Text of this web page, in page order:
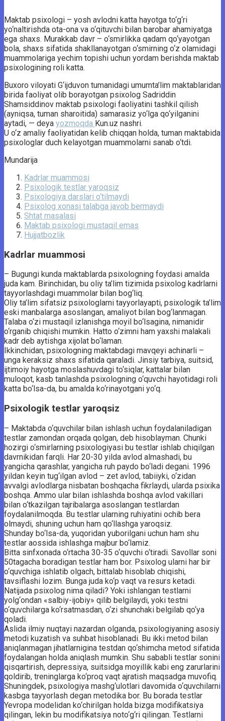
Maktab psixologi – yosh avlodni katta hayotga to‘g‘ri
yo‘naltirishda ota-ona va o‘qituvchi bilan barobar ahamiyatga
ega shaxs. Murakkab davr – o‘smirlikka qadam qo‘yayotgan
bola, shaxs sifatida shakllanayotgan o‘smirning o‘z olamidagi
muammolariga yechim topishi uchun yordam berishda maktab
psixologining roli katta.
Buxoro viloyati G‘ijduvon tumanidagi umumta’lim maktablaridan
birida faoliyat olib borayotgan psixolog Sadriddin
Shamsiddinov maktab psixologi faoliyatini tashkil qilish
(ayniqsa, tuman sharoitida) samarasiz yo‘lga qo‘yilganini
aytadi, — deya yozmoqda Kun.uz nashri.
U o‘z amaliy faoliyatidan kelib chiqqan holda, tuman maktabida
psixologlar duch kelayotgan muammolarni sanab o‘tdi.
Mundarija
Kadrlar muammosi
Psixologik testlar yaroqsiz
Psixologiya darslari o‘tilmaydi
Psixolog xonasi talabga javob bermaydi
Shtat masalasi
Maktab psixologi mustaqil emas
Hujjatbozlik
Kadrlar muammosi
– Bugungi kunda maktablarda psixologning foydasi amalda
juda kam. Birinchidan, bu oliy ta’lim tizimida psixolog kadrlarni
tayyorlashdagi muammolar bilan bog‘liq.
Oliy ta’lim sifatsiz psixologlarni tayyorlayapti, psixologik ta’lim
eski manbalarga asoslangan, amaliyot bilan bog‘lanmagan.
Talaba o‘zi mustaqil izlanishga moyil bo‘lsagina, nimanidir
o‘rganib chiqishi mumkin. Hatto o‘zimni ham yaxshi malakali
kadr deb aytishga xijolat bo‘laman.
Ikkinchidan, psixologning maktabdagi mavqeyi achinarli –
unga keraksiz shaxs sifatida qaraladi. Jinsiy tarbiya, suitsid,
ijtimoiy hayotga moslashuvdagi to‘siqlar, kattalar bilan
muloqot, kasb tanlashda psixologning o‘quvchi hayotidagi roli
katta bo‘lsa-da, bu amalda ko‘rinayotgani yo‘q.
Psixologik testlar yaroqsiz
– Maktabda o‘quvchilar bilan ishlash uchun foydalaniladigan
testlar zamondan orqada qolgan, deb hisoblayman. Chunki
hozirgi o‘smirlarning psixologiyasi bu testlar ishlab chiqilgan
davrnikidan farqli. Har 20-30 yilda avlod almashadi, bu
yangicha qarashlar, yangicha ruh paydo bo‘ladi degani. 1996
yildan keyin tug‘ilgan avlod – zet avlod, tabiiyki, o‘zidan
avvalgi avlodlarga nisbatan boshqacha fikrlaydi, ularda psixika
boshqa. Ammo ular bilan ishlashda boshqa avlod vakillari
bilan o‘tkazilgan tajribalarga asoslangan testlardan
foydalanilmoqda. Bu testlar ularning ruhiyatini ochib bera
olmaydi, shuning uchun ham qo‘llashga yaroqsiz.
Shunday bo‘lsa-da, yuqoridan yuborilgani uchun ham shu
testlar aossida ishlashga majbur bo‘lamiz.
Bitta sinfxonada o‘rtacha 30-35 o‘quvchi o‘tiradi. Savollar soni
50tagacha boradigan testlar ham bor. Psixolog ularni har bir
o‘quvchiga ishlatib olgach, bittalab hisoblab chiqishi,
tavsiflashi lozim. Bunga juda ko‘p vaqt va resurs ketadi.
Natijada psixolog nima qiladi? Yoki ishlangan testlarni
yolg‘ondan «salbiy-ijobiy» qilib belgilaydi, yoki testni
o‘quvchilarga ko‘rsatmasdan, o‘zi shunchaki belgilab qo‘ya
qoladi.
Aslida ilmiy nuqtayi nazardan olganda, psixologiyaning asosiy
metodi kuzatish va suhbat hisoblanadi. Bu ikki metod bilan
aniqlanmagan jihatlarnigina testdan qo‘shimcha metod sifatida
foydalangan holda aniqlash mumkin. Shu sababli testlar sonini
qisqartirish, depressiya, suitsidga moyillik kabi eng zarurlarini
qoldirib, treninglarga ko‘proq vaqt ajratish maqsadga muvofiq.
Shuningdek, psixologiya mashg‘ulotlari davomida o‘quvchilarni
kasbga tayyorlash degan metodika bor. Bu borada testlar
Yevropa modelidan ko‘chirilgan holda bizga modifikatsiya
qilingan, lekin bu modifikatsiya noto‘g‘ri qilingan. Testlarni